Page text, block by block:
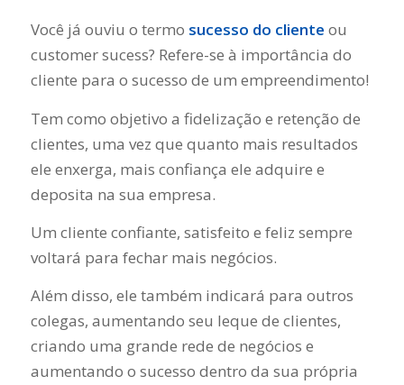
Você já ouviu o termo sucesso do cliente ou
customer sucess? Refere-se à importância do
cliente para o sucesso de um empreendimento!
Tem como objetivo a fidelização e retenção de
clientes, uma vez que quanto mais resultados
ele enxerga, mais confiança ele adquire e
deposita na sua empresa.
Um cliente confiante, satisfeito e feliz sempre
voltará para fechar mais negócios.
Além disso, ele também indicará para outros
colegas, aumentando seu leque de clientes,
criando uma grande rede de negócios e
aumentando o sucesso dentro da sua própria